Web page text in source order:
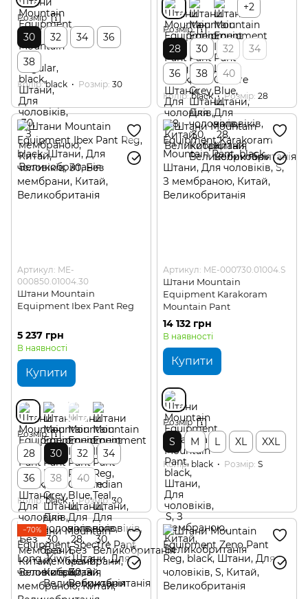
Розмір
30 32 34
36
38
Колір black Розмір 30
+2
Розмір
28 30 32
34
36
38 40
Колір black Розмір 28
Артикул: ME-
000850.01004.30
Штани Mountain
Equipment Ibex Pant Reg
5 237 грн
В наявності
Купити
Розмір
28 30 32
34
36
38 40
Колір black Розмір 30
Артикул: ME-000730.01004.S
Штани Mountain
Equipment Karakoram
Mountain Pant
14 132 грн
В наявності
Купити
Розмір
S M L XL XXL
Колір black Розмір S
−70%